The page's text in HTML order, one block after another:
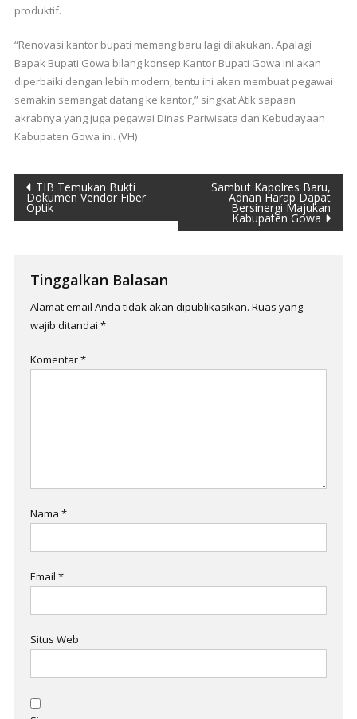
produktif.
“Renovasi kantor bupati memang baru lagi dilakukan. Apalagi
Bapak Bupati Gowa bilang konsep Kantor Bupati Gowa ini akan
diperbaiki dengan lebih modern, tentu ini akan membuat pegawai
semakin semangat datang ke kantor,” singkat Atik sapaan
akrabnya yang juga pegawai Dinas Pariwisata dan Kebudayaan
Kabupaten Gowa ini. (VH)
Navigasi
pos
TIB Temukan Bukti
Dokumen Vendor Fiber
Optik
Sambut Kapolres Baru,
Adnan Harap Dapat
Bersinergi Majukan
Kabupaten Gowa
Tinggalkan Balasan
Alamat email Anda tidak akan dipublikasikan. Ruas yang
wajib ditandai *
Komentar*
Nama *
Email *
Situs Web